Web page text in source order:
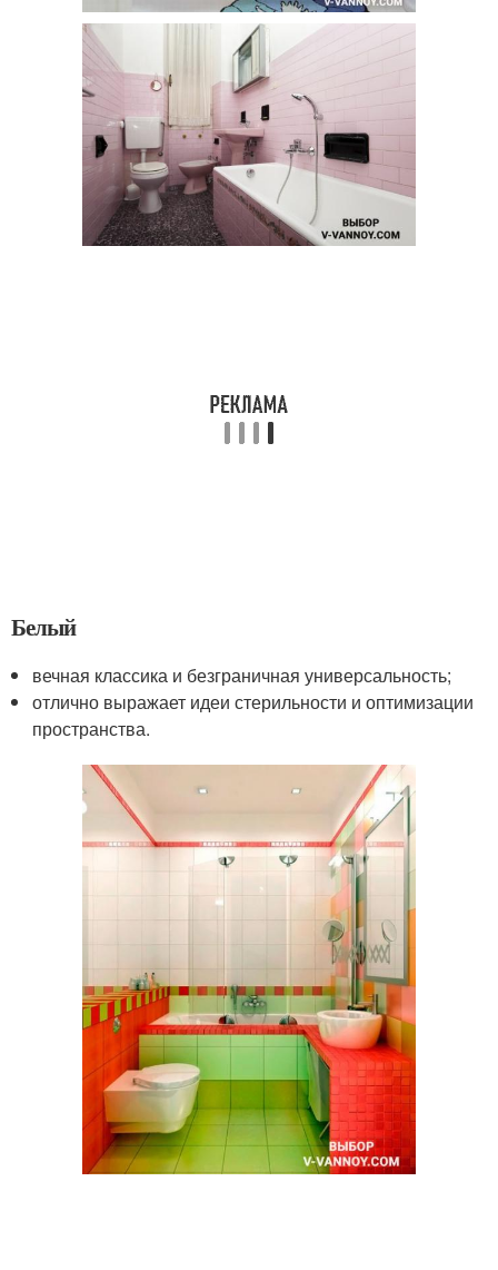
Белый
вечная классика и безграничная универсальность;
отлично выражает идеи стерильности и оптимизации
пространства.